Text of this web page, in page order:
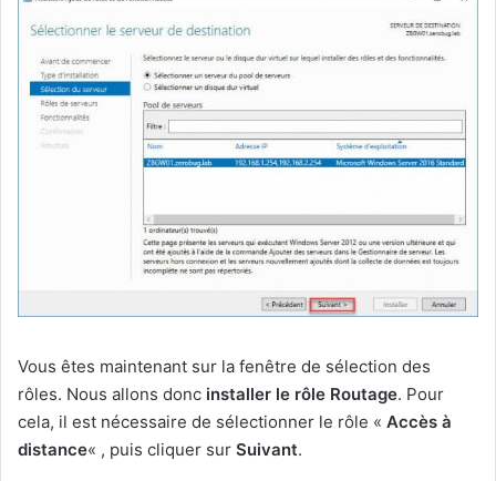
Vous êtes maintenant sur la fenêtre de sélection des
rôles. Nous allons donc installer le rôle Routage. Pour
cela, il est nécessaire de sélectionner le rôle « Accès à
distance« , puis cliquer sur Suivant.